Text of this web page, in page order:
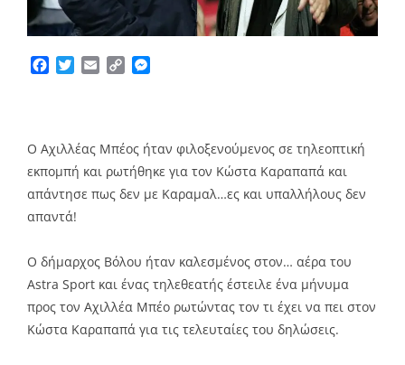
Facebook
TwitterEmailCopy
Ο Αχιλλέας Μπέος ήταν φιλοξενούμενος σε τηλεοπτική
εκπομπή και ρωτήθηκε για τον Κώστα Καραπαπά και
απάντησε πως δεν με Καραμαλ…ες και υπαλλήλους δεν
απαντά!
Ο δήμαρχος Βόλου ήταν καλεσμένος στον… αέρα του
Astra Sport και ένας τηλεθεατής έστειλε ένα μήνυμα
προς τον Αχιλλέα Μπέο ρωτώντας τον τι έχει να πει στον
Κώστα Καραπαπά για τις τελευταίες του δηλώσεις.